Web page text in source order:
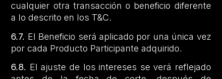
cualquier otra transacción o beneficio diferente
a lo descrito en los T&C.
6.7. El Beneficio será aplicado por una única vez
por cada Producto Participante adquirido.
6.8. El ajuste de los intereses se verá reflejado